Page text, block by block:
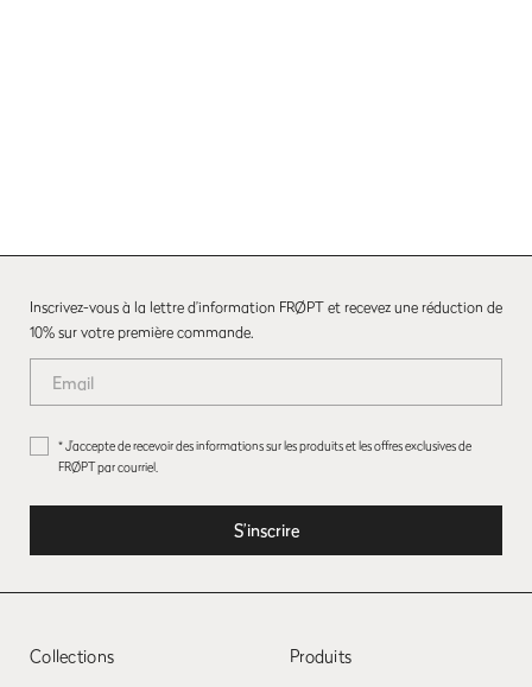
Inscrivez-vous à la lettre d’information FRØPT et recevez une réduction de
10% sur votre première commande.
* J’accepte de recevoir des informations sur les produits et les offres exclusives de
FRØPT par courriel.
Collections Produits